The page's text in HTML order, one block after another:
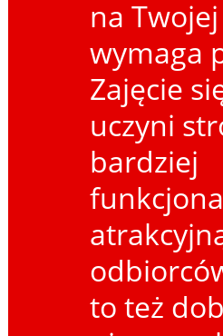
na
wymaga
Zajęcie
uczyni
bardziej
to też